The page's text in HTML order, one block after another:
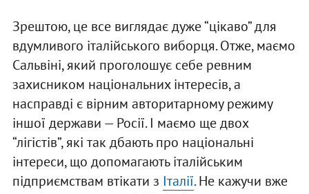
Зрештою, це все виглядає дуже “цікаво” для
вдумливого італійського виборця. Отже, маємо
Сальвіні, який проголошує себе ревним
захисником національних інтересів, а
насправді є вірним авторитарному режиму
іншої держави — Росії. І маємо ще двох
“лігістів”, які так дбають про національні
інтереси, що допомагають італійським
підприємствам втікати з Італії. Не кажучи вже